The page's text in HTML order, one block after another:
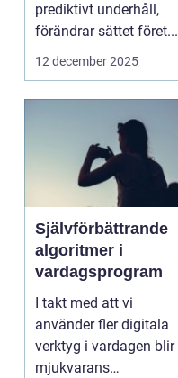
prediktivt underhåll,
förändrar sättet föret...
12 december 2025
Självförbättrande
algoritmer i
vardagsprogram
I takt med att vi
använder fler digitala
verktyg i vardagen blir
mjukvarans